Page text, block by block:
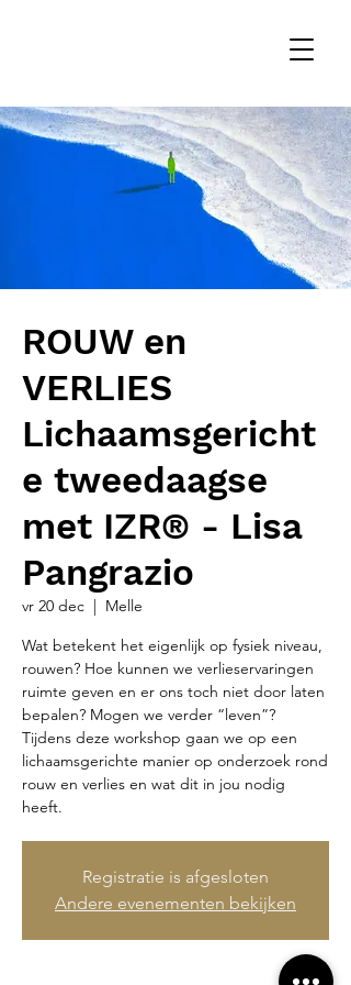
ROUW en
VERLIES
Lichaamsgericht
e tweedaagse
met IZR® - Lisa
Pangrazio
vr 20 dec
  |
Melle
Wat betekent het eigenlijk op fysiek niveau,
rouwen? Hoe kunnen we verlieservaringen
ruimte geven en er ons toch niet door laten
bepalen? Mogen we verder “leven”?
Tijdens deze workshop gaan we op een
lichaamsgerichte manier op onderzoek rond
rouw en verlies en wat dit in jou nodig
heeft.
Registratie is afgesloten
Andere evenementen bekijken